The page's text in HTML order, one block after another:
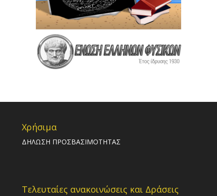
Χρήσιμα
ΔΗΛΩΣΗ ΠΡΟΣΒΑΣΙΜΟΤΗΤΑΣ
Τελευταίες ανακοινώσεις και Δράσεις